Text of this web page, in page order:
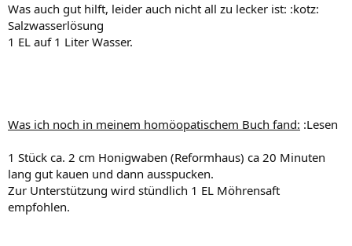
Was auch gut hilft, leider auch nicht all zu lecker ist: :kotz:
Salzwasserlösung
1 EL auf 1 Liter Wasser.
Was ich noch in meinem homöopatischem Buch fand: :Lesen
1 Stück ca. 2 cm Honigwaben (Reformhaus) ca 20 Minuten
lang gut kauen und dann ausspucken.
Zur Unterstützung wird stündlich 1 EL Möhrensaft
empfohlen.